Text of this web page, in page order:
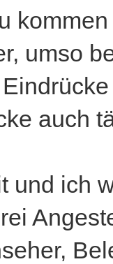
umso
auch
und ich